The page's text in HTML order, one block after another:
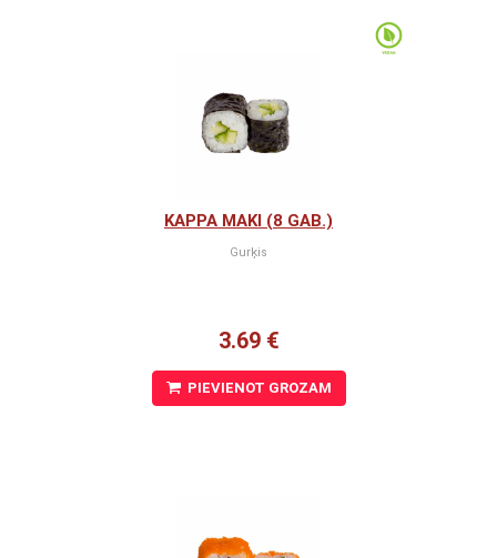
KAPPA MAKI (8 GAB.)
Gurķis
3.69 €
PIEVIENOT GROZAM